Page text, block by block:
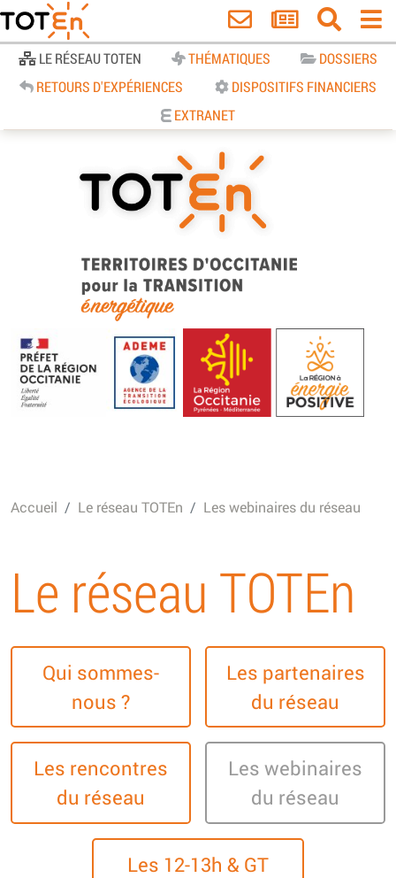
LE RÉSEAU TOTEN THÉMATIQUES
DOSSIERS
RETOURS D'EXPÉRIENCES
DISPOSITIFS FINANCIERS
EXTRANET
TOTEn Occitanie | Territoires
d’Occitanie pour la Transition
Energétique
Accueil Le réseau TOTEn Les webinaires du réseau
Le réseau TOTEn
Qui sommes-
nous ?
Les partenaires
du réseau
Les rencontres
du réseau
Les webinaires
du réseau
Les 12-13h & GT